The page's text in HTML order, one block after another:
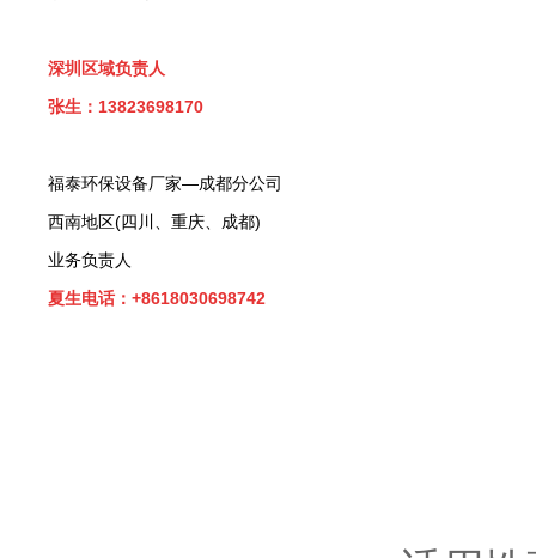
深圳区域负责人
张生：13823698170
福泰环保设备厂家—成都分公司
西南地区(四川、重庆、成都)
业务负责人
夏生电话：+8618030698742